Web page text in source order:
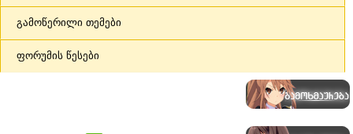
გამოწერილი თემები
ფორუმის წესები